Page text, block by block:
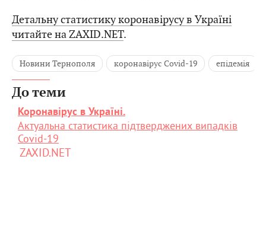
Детальну статистику коронавірусу в Україні
читайте на ZAXID.NET.
Новини Тернополя коронавірус Covid-19 епідемія
До теми
Коронавірус в Україні.
Актуальна статистика підтверджених випадків
Covid-19
ZAXID.NET